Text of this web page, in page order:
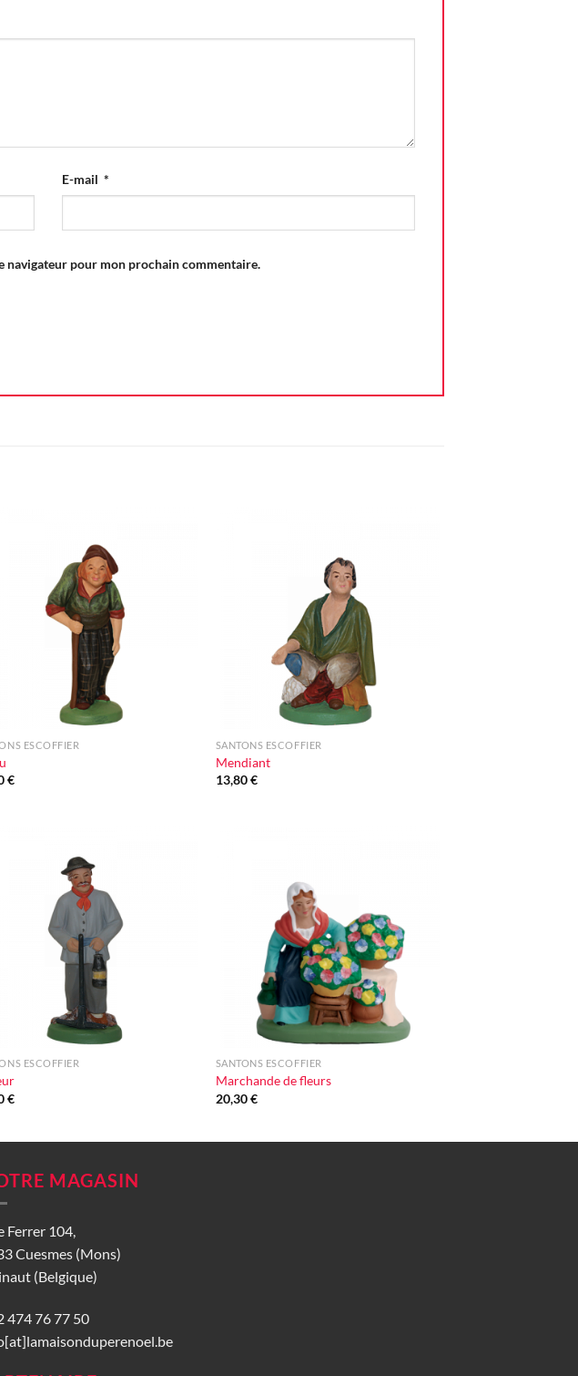
E-mail *
navigateur pour mon prochain commentaire.
ESCOFFIER
€
SANTONS ESCOFFIER
Mendiant
13,80€
ESCOFFIER
€
SANTONS ESCOFFIER
Marchande de fleurs
20,30€
MAGASIN
Ferrer 104,
Cuesmes (Mons)
(Belgique)
474 76 77 50